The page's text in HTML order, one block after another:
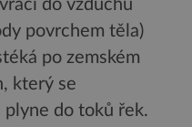
do vzduchu
povrchem těla)
po zemském
který se
plyne do toků řek.